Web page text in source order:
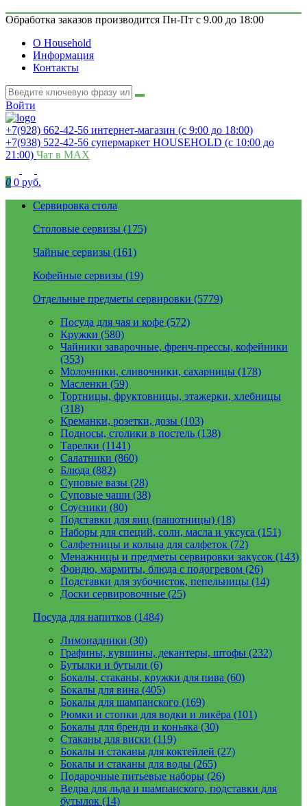
Обработка заказов производится Пн-Пт с 9.00 до 18:00
О Household
Информация
Контакты
Войти
+7(928) 662-42-56 интернет-магазин (с 9:00 до 18:00)
+7(938) 522-42-56 супермаркет HOUSEHOLD (с 10:00 до
21:00) Чат в MAX
0 0 руб.
Сервировка стола
Столовые сервизы (175)
Чайные сервизы (161)
Кофейные сервизы (19)
Отдельные предметы сервировки (5779)
Посуда для чая и кофе (572)
Кружки (580)
Чайники заварочные, френч-прессы, кофейники
(353)
Молочники, сливочники, сахарницы (178)
Масленки (59)
Тортницы, фруктовницы, этажерки, хлебницы
(318)
Креманки, розетки, дозы (103)
Подносы, столики в постель (138)
Тарелки (1141)
Салатники (860)
Блюда (882)
Суповые вазы (28)
Суповые чаши (38)
Соусники (80)
Подставки для яиц (пашотницы) (18)
Наборы для специй, соли, масла и уксуса (151)
Салфетницы и кольца для салфеток (72)
Менажницы и предметы сервировки закусок (143)
Фондю, мармиты, блюда с подогревом (26)
Подставки для зубочисток, пепельницы (14)
Доски сервировочные (25)
Посуда для напитков (1484)
Лимонадники (30)
Графины, кувшины, декантеры, штофы (232)
Бутылки и бутыли (6)
Бокалы, стаканы, кружки для пива (60)
Бокалы для вина (405)
Бокалы для шампанского (169)
Рюмки и стопки для водки и ликёра (101)
Бокалы для бренди и коньяка (30)
Стаканы для виски (119)
Бокалы и стаканы для коктейлей (27)
Бокалы и стаканы для воды (265)
Подарочные питьевые наборы (26)
Ведра для льда и шампанского, подставки для
бутылок (14)